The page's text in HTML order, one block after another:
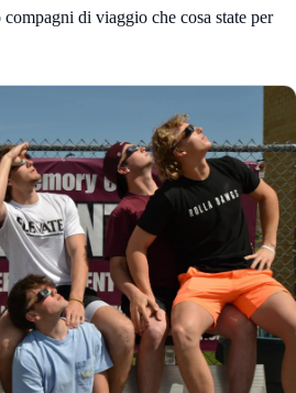
di viaggio che cosa state per